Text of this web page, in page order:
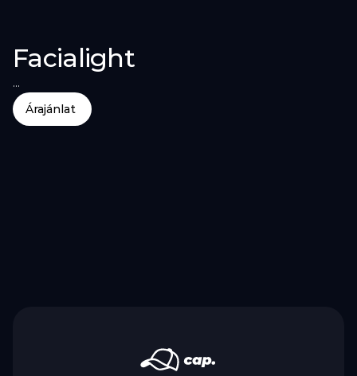
Facialight
…
Árajánlat